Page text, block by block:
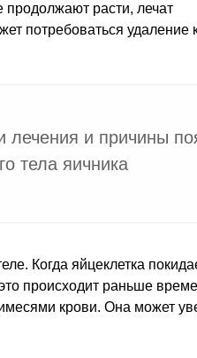
расти, лечат
потребоваться удаление
лечения и причины
тела яичника
Когда яйцеклетка
происходит раньше
крови. Она может